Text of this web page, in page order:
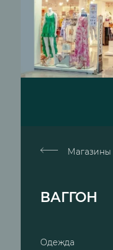
Магазины
ВАГГОН
Одежда